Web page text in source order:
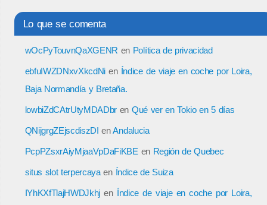
Lo que se comenta
wOcPyTouvnQaXGENR en Política de privacidad
ebfuIWZDNxvXkcdNi en Índice de viaje en coche por Loira,
Baja Normandía y Bretaña.
lowbiZdCAtrUtyMDADbr en Qué ver en Tokio en 5 días
QNijgrgZEjscdiszDI enAndalucia
PcpPZsxrAiyMjaaVpDaFiKBE en Región de Quebec
situs slot terpercayaen Índice de Suiza
IYhKXfTlajHWDJkhj en Índice de viaje en coche por Loira,